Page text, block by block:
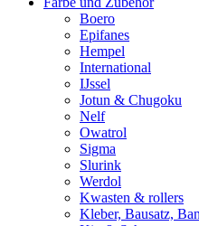
Boero
Epifanes
Hempel
International
IJssel
Jotun & Chugoku
Nelf
Owatrol
Sigma
Slurink
Werdol
Kwasten & rollers
Kleber, Bausatz,